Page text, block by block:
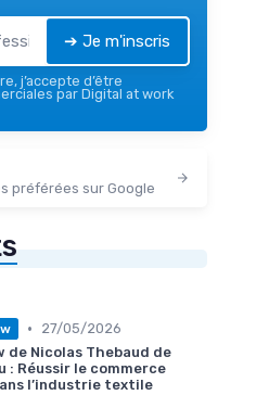
➔ Je m'inscris
j’accepte d’être
par Digital at work
préférées sur Google
•
27/05/2026
de Nicolas Thebaud de
: Réussir le commerce
l’industrie textile